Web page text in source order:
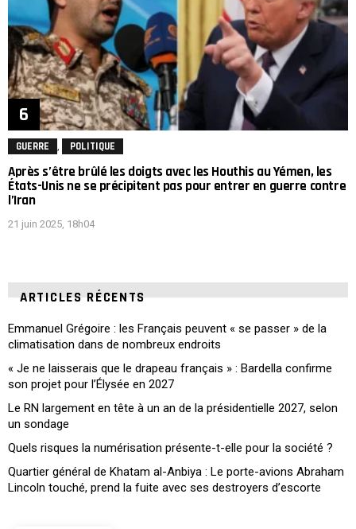
GUERRE POLITIQUE
Après s’être brûlé les doigts avec les Houthis au Yémen, les
États-Unis ne se précipitent pas pour entrer en guerre contre
l’Iran
21 juin 2025, 18h04
ARTICLES RÉCENTS
Emmanuel Grégoire : les Français peuvent « se passer » de la
climatisation dans de nombreux endroits
« Je ne laisserais que le drapeau français » : Bardella confirme
son projet pour l’Élysée en 2027
Le RN largement en tête à un an de la présidentielle 2027, selon
un sondage
Quels risques la numérisation présente-t-elle pour la société ?
Quartier général de Khatam al-Anbiya : Le porte-avions Abraham
Lincoln touché, prend la fuite avec ses destroyers d’escorte